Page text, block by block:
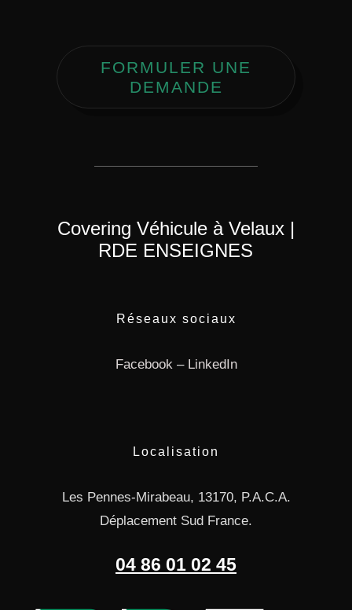
FORMULER UNE
DEMANDE
Covering Véhicule à Velaux |
RDE ENSEIGNES
Réseaux sociaux
Facebook– LinkedIn
Localisation
Les Pennes-Mirabeau, 13170, P.A.C.A.
Déplacement Sud France.
04 86 01 02 45